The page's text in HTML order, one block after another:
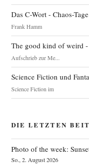
Das C-Wort - Chaos-
Frank Hamm
The good kind of weird
Aufschrieb zur Me...
Science Fiction und
Science Fiction im
DIE LETZTEN
Photo of the week:
So., 2. August 2026